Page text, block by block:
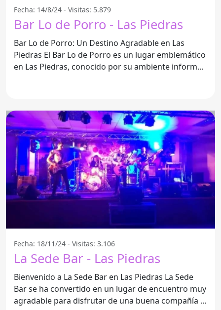
Fecha: 14/8/24 - Visitas: 5.879
Bar Lo de Porro - Las Piedras
Bar Lo de Porro: Un Destino Agradable en Las
Piedras El Bar Lo de Porro es un lugar emblemático
en Las Piedras, conocido por su ambiente informal
Fecha: 18/11/24 - Visitas: 3.106
La Sede Bar - Las Piedras
Bienvenido a La Sede Bar en Las Piedras La Sede
Bar se ha convertido en un lugar de encuentro muy
agradable para disfrutar de una buena compañía y,